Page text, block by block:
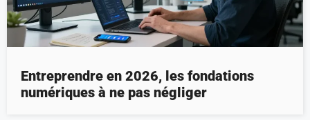
Entreprendre en 2026, les fondations
numériques à ne pas négliger